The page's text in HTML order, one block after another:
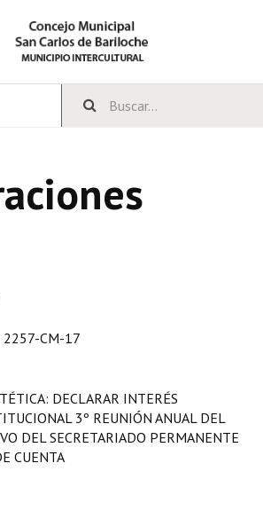
2257-CM-17
DECLARAR INTERÉS
3º REUNIÓN ANUAL DEL
DEL SECRETARIADO PERMANENTE
CUENTA